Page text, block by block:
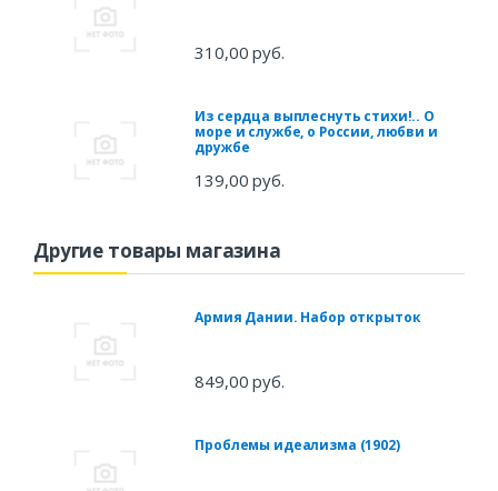
310,00 руб.
Из сердца выплеснуть стихи!.. О
море и службе, о России, любви и
дружбе
139,00 руб.
Другие товары магазина
Армия Дании. Набор открыток
849,00 руб.
Проблемы идеализма (1902)